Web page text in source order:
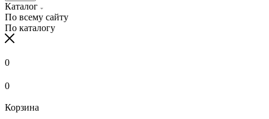
Каталог
По всему сайту
По каталогу
0
0
Корзина